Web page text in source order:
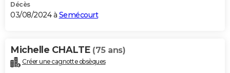
Décès
03/08/2024 à Semécourt
Michelle CHALTE (75 ans)
Créer une cagnotte obsèques